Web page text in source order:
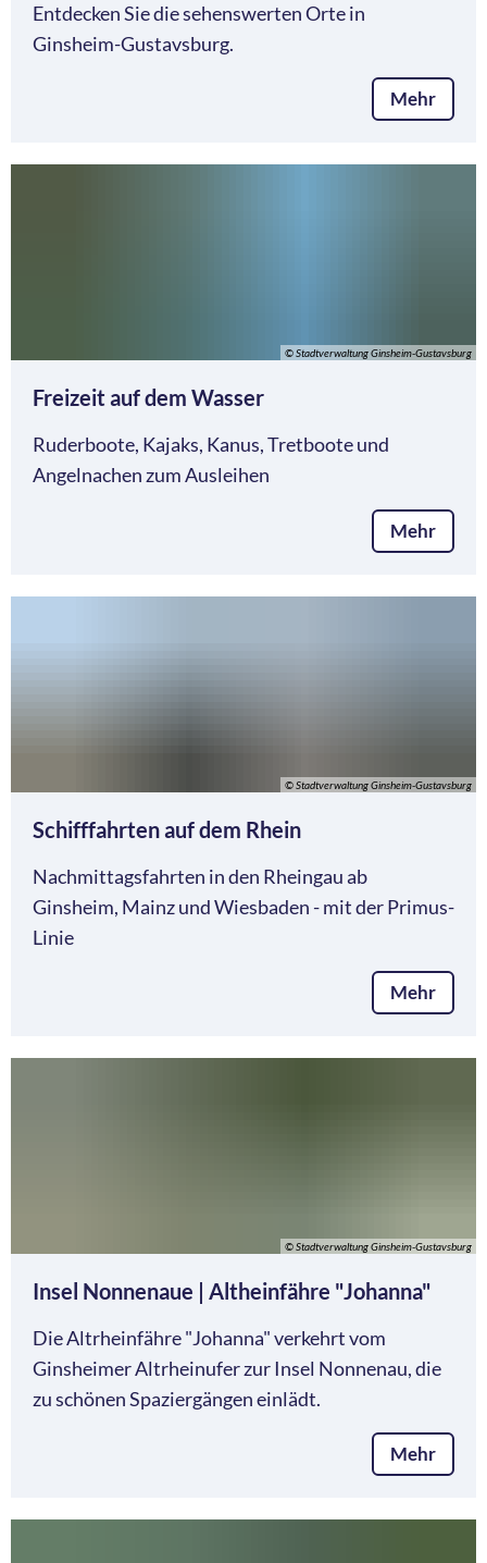
Entdecken Sie die sehenswerten Orte in
Ginsheim-Gustavsburg.
Mehr
© Stadtverwaltung Ginsheim-Gustavsburg
Freizeit auf dem Wasser
Ruderboote, Kajaks, Kanus, Tretboote und
Angelnachen zum Ausleihen
Mehr
© Stadtverwaltung Ginsheim-Gustavsburg
Schifffahrten auf dem Rhein
Nachmittagsfahrten in den Rheingau ab
Ginsheim, Mainz und Wiesbaden - mit der Primus-
Linie
Mehr
© Stadtverwaltung Ginsheim-Gustavsburg
Insel Nonnenaue | Altheinfähre "Johanna"
Die Altrheinfähre "Johanna" verkehrt vom
Ginsheimer Altrheinufer zur Insel Nonnenau, die
zu schönen Spaziergängen einlädt.
Mehr